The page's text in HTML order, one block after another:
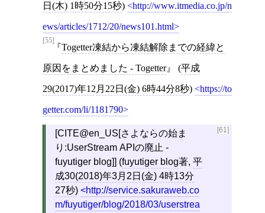
日(木) 1時50分15秒) http://www.itmedia.co.jp/n
ews/articles/1712/20/news101.html
[55]
Togetter凍結から凍結解除までの経緯と
原因をまとめました - Togetter (平成
29(2017)年12月22日(金) 6時44分8秒) https://to
getter.com/li/1181790
[61]
[CITE@en_US[さよならの始ま
り:UserStream APIの廃止 -
fuyutiger blog]] (fuyutiger blog著, 平
成30(2018)年3月2日(金) 4時13分
27秒)
http://service.sakuraweb.co
m/fuyutiger/blog/2018/03/userstrea